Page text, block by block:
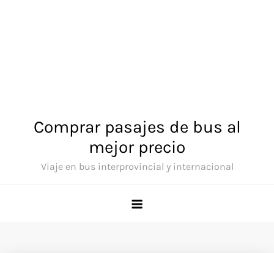
Comprar pasajes de bus al
mejor precio
Viaje en bus interprovincial y internacional